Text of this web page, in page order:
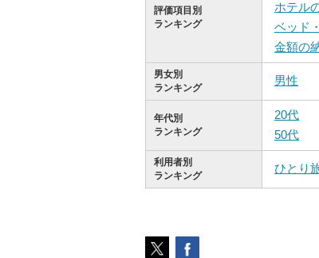
評価項目別
ランキング
ホテル
ベッド
金額の
男女別
ランキング
男性
年代別
ランキング
20代
50代
利用者別
ランキング
ひとり